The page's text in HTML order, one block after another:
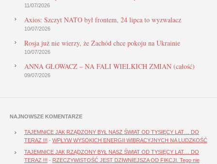
11/07/2026
Axios: Szczyt NATO był frontem, 24 lipca to wyzwalacz
10/07/2026
Rosja już nie wierzy, że Zachód chce pokoju na Ukrainie
10/07/2026
ANNA GŁOWACZ – NA FALI WIELKICH ZMIAN (całość)
09/07/2026
NAJNOWSZE KOMENTARZE
TAJEMNICE JAK RZĄDZONY BYŁ NASZ ŚWIAT OD TYSIĘCY LAT… DO
TERAZ !!! - WPŁYW WYSOKICH ENERGII WIBRACYJNYCH NA LUDZKOŚĆ
TAJEMNICE JAK RZĄDZONY BYŁ NASZ ŚWIAT OD TYSIĘCY LAT… DO
TERAZ !!! - RZECZYWISTOŚĆ JEST DZIWNIEJSZA OD FIKCJI. Tego nie